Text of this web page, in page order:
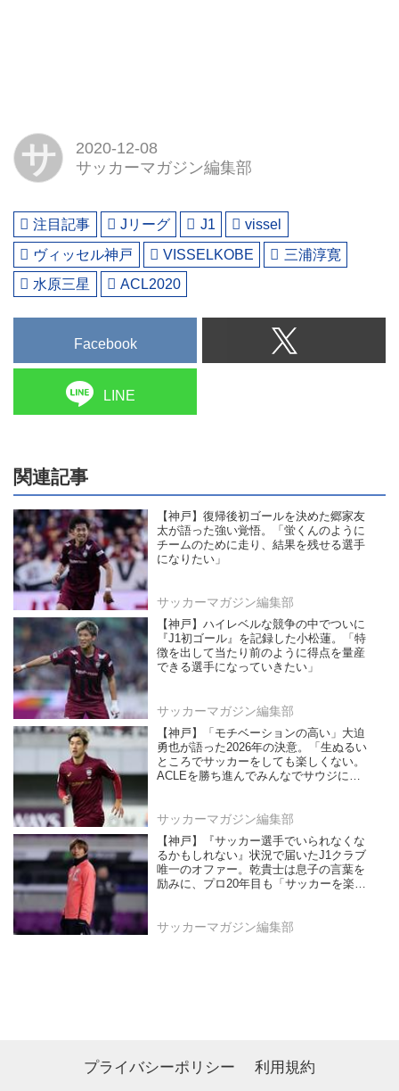
サ
2020-12-08
サッカーマガジン編集部
注目記事 Jリーグ J1
vissel
ヴィッセル神戸
VISSELKOBE
三浦淳寛
水原三星
ACL2020
Facebook
LINE
関連記事
【神戸】復帰後初ゴールを決めた郷家友
太が語った強い覚悟。「蛍くんのように
チームのために走り、結果を残せる選手
になりたい」
サッカーマガジン編集部
【神戸】ハイレベルな競争の中でついに
『J1初ゴール』を記録した小松蓮。「特
徴を出して当たり前のように得点を量産
できる選手になっていきたい」
サッカーマガジン編集部
【神戸】「モチベーションの高い」大迫
勇也が語った2026年の決意。「生ぬるい
ところでサッカーをしても楽しくない。
ACLEを勝ち進んでみんなでサウジに行
サッカーマガジン編集部
【神戸】『サッカー選手でいられなくな
るかもしれない』状況で届いたJ1クラブ
唯一のオファー。乾貴士は息子の言葉を
励みに、プロ20年目も「サッカーを楽し
サッカーマガジン編集部
プライバシーポリシー 利用規約